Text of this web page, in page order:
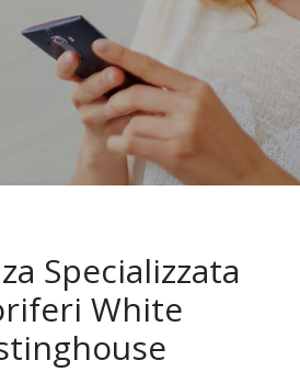
Specializzata
White